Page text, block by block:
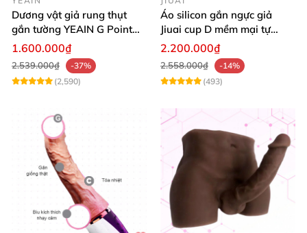
Dương vật giả rung thụt
gắn tường YEAIN G Point
tỏa nhiệt điều khiển từ xa
1.600.000₫
2.539.000₫
-37%
(2,590)
Áo silicon gắn ngực giả
Jiuai cup D mềm mại tự
nhiên đẹp
2.200.000₫
2.558.000₫
-14%
(493)